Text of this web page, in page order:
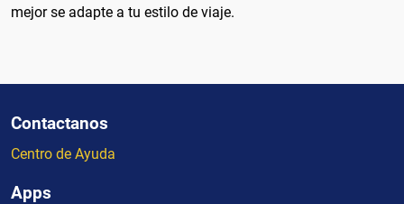
mejor se adapte a tu estilo de viaje.
Contactanos
Centro de Ayuda
Apps